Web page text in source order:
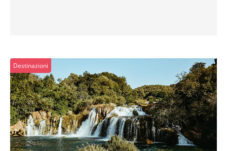
Destinazioni